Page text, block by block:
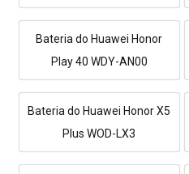
Bateria do Huawei Honor
Play 40 WDY-AN00
Bateria do Huawei Honor X5
Plus WOD-LX3